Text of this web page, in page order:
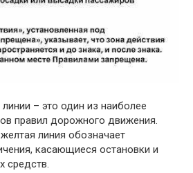
– это один из наиболее
правил дорожного движения.
линия обозначает
касающиеся остановки и
средств.